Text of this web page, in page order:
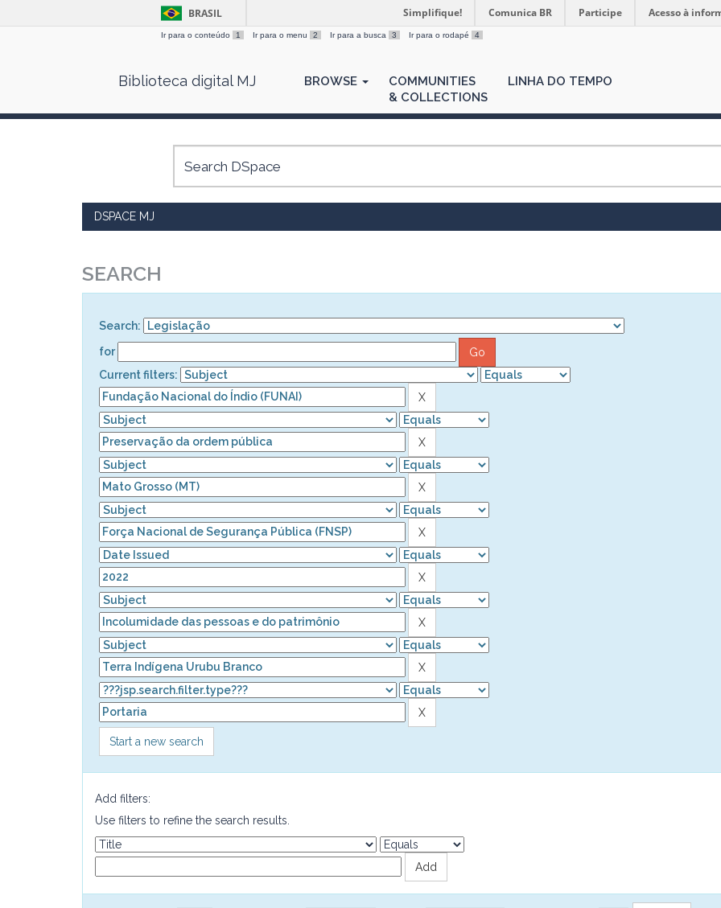
BRASIL Simplifique! Comunica BR Participe Acesso à
Ir para o conteúdo 1 Ir para o menu 2 Ir para a busca 3 Ir para o rodapé 4
Biblioteca digital MJ BROWSE
COMMUNITIES
& COLLECTIONS
LINHA DO TEMPO
DSPACE MJ
SEARCH
Search:
for
Current filters:
Start a new search
Add filters:
Use filters to refine the search results.